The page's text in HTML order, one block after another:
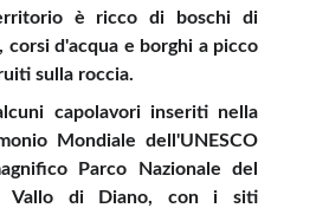
è ricco di boschi di
corsi d'acqua e borghi a picco
sulla roccia.
capolavori inseriti nella
Mondiale dell'UNESCO
Parco Nazionale del
Vallo di Diano, con i siti